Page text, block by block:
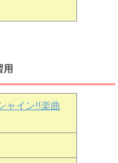
用
ャイン!!楽曲